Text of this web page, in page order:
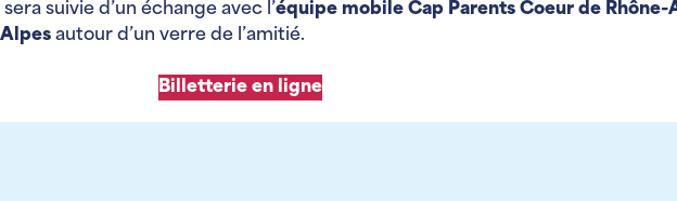
suivie d’un échange avec l’équipe mobile Cap Parents Coeur de Rhône-
autour d’un verre de l’amitié.
Billetterie en ligne